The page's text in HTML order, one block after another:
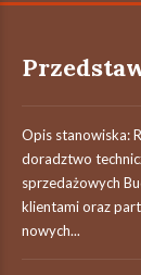
Opis stanowiska:
doradztwo
sprzedażowych
klientami oraz
nowych...